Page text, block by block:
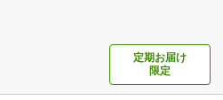
定期お届け
限定